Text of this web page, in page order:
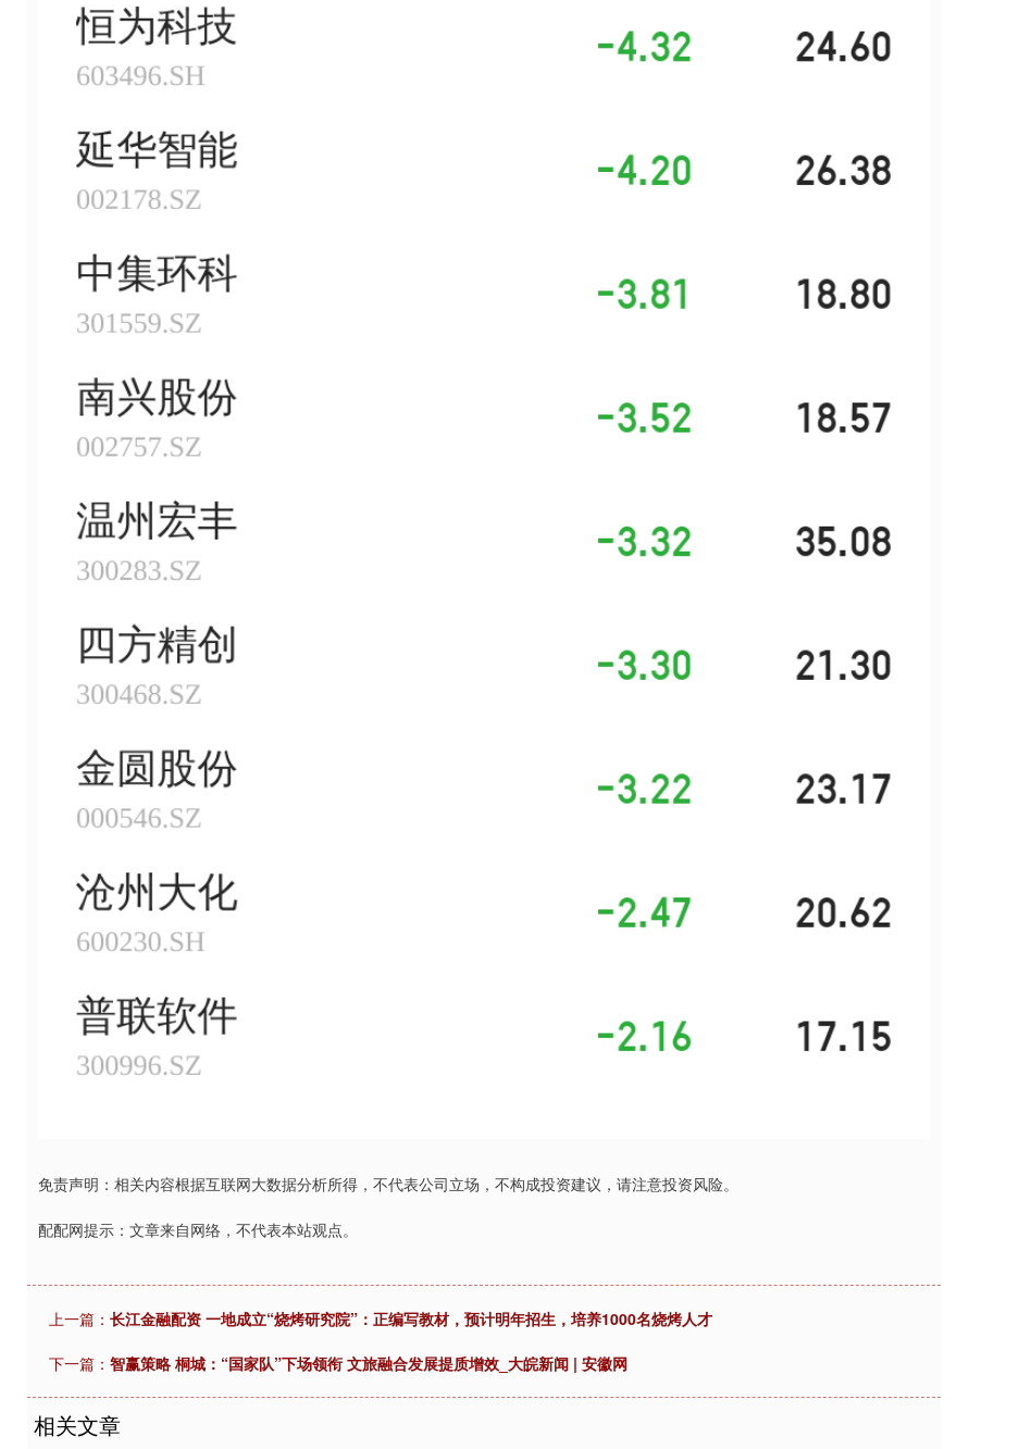
免责声明：相关内容根据互联网大数据分析所得，不代表公司立场，不构成投资建议，请注意投资风险。
配配网提示：文章来自网络，不代表本站观点。
上一篇： 长江金融配资 一地成立“烧烤研究院”：正编写教材，预计明年招生，培养1000名烧烤人才
下一篇： 智赢策略 桐城：“国家队”下场领衔 文旅融合发展提质增效_大皖新闻 | 安徽网
相关文章